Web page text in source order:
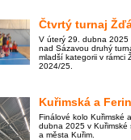
Čtvrtý turnaj
V úterý 29. dubna 2025
nad Sázavou druhý
mladší kategorii v rámci
2024/25.
Kuřimská a
Finálové kolo Kuřimské
dubna 2025 v Kuřimské
a města Kuřim.